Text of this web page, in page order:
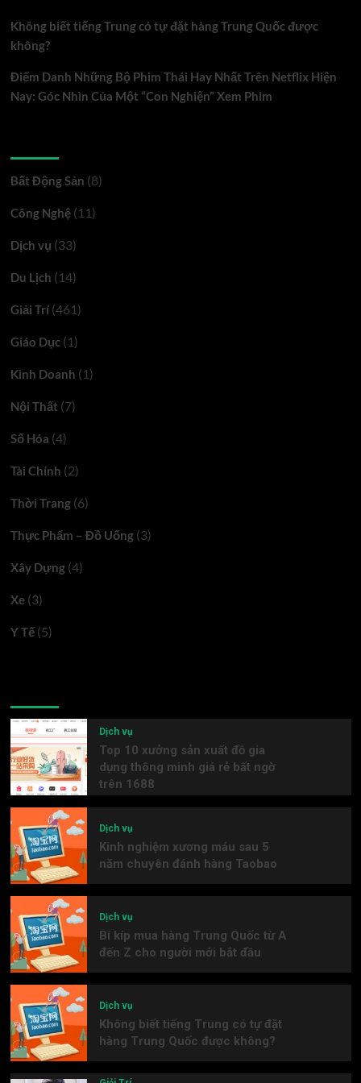
không?
Không biết tiếng Trung có tự đặt hàng Trung Quốc được
không?
Điểm Danh Những Bộ Phim Thái Hay Nhất Trên Netflix Hiện
Nay: Góc Nhìn Của Một “Con Nghiện” Xem Phim
Bất Động Sản (8)
Công Nghệ(11)
Dịch vụ (33)
Du Lịch (14)
Giải Trí(461)
Giáo Dục(1)
Kinh Doanh (1)
Nội Thất (7)
Số Hóa (4)
Tài Chính (2)
Thời Trang(6)
Thực Phẩm – Đồ Uống(3)
Xây Dựng(4)
Xe(3)
Y Tế(5)
Dịch vụ
Top 10 xưởng sản xuất đồ gia
dụng thông minh giá rẻ bất ngờ
trên 1688
Dịch vụ
Kinh nghiệm xương máu sau 5
năm chuyên đánh hàng Taobao
Dịch vụ
Bí kíp mua hàng Trung Quốc từ A
đến Z cho người mới bắt đầu
Dịch vụ
Không biết tiếng Trung có tự đặt
hàng Trung Quốc được không?